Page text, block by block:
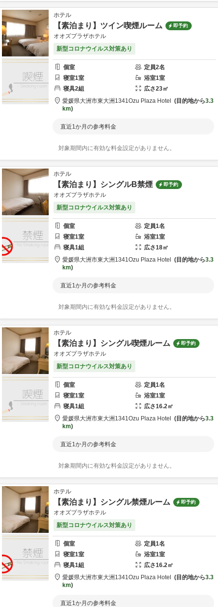
ホテル
【素泊まり】ツイン喫煙ルーム 即予約
オオズプラザホテル
新型コロナウイルス対策あり
個室 定員2名
寝室1室 浴室1室
寝具2組 広さ23㎡
愛媛県大洲市東大洲1341Ozu Plaza Hotel 目的地から3.3
km
直近1か月の参考料金
対象期間内に有効な料金設定がありません。
ホテル
【素泊まり】シングルB禁煙 即予約
オオズプラザホテル
新型コロナウイルス対策あり
個室 定員1名
寝室1室 浴室1室
寝具1組 広さ18㎡
愛媛県大洲市東大洲1341Ozu Plaza Hotel 目的地から3.3
km
直近1か月の参考料金
対象期間内に有効な料金設定がありません。
ホテル
【素泊まり】シングル喫煙ルーム 即予約
オオズプラザホテル
新型コロナウイルス対策あり
個室 定員1名
寝室1室 浴室1室
寝具1組 広さ16.2㎡
愛媛県大洲市東大洲1341Ozu Plaza Hotel 目的地から3.3
km
直近1か月の参考料金
対象期間内に有効な料金設定がありません。
ホテル
【素泊まり】シングル禁煙ルーム 即予約
オオズプラザホテル
新型コロナウイルス対策あり
個室 定員1名
寝室1室 浴室1室
寝具1組 広さ16.2㎡
愛媛県大洲市東大洲1341Ozu Plaza Hotel 目的地から3.3
km
直近1か月の参考料金